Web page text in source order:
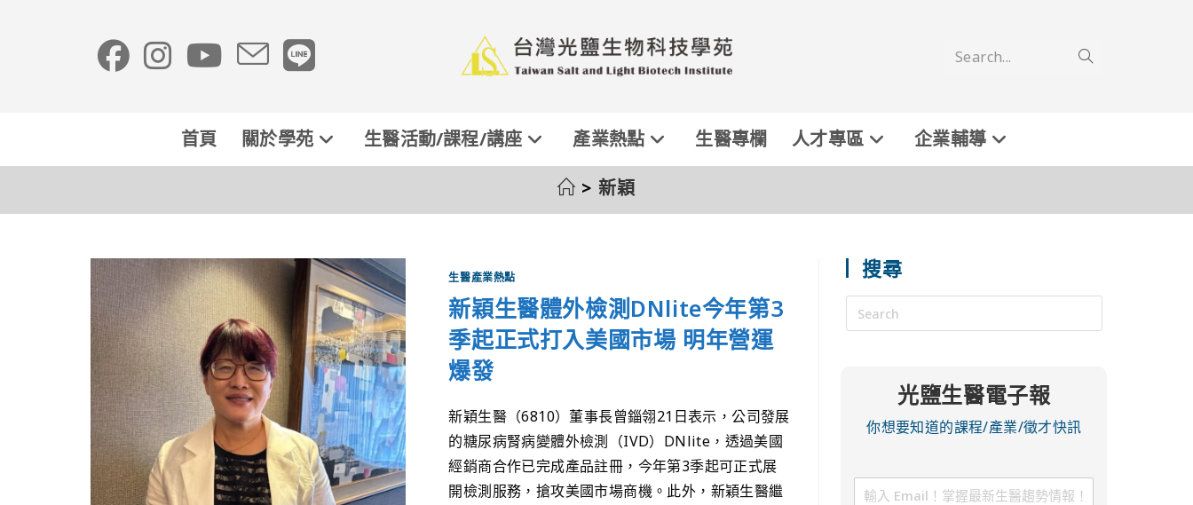
Search...
首頁 關於學苑 生醫活動/課程/講座 產業熱點 生醫專欄 人才專區 企業輔導
> 新穎
生醫產業熱點
新穎生醫體外檢測DNlite今年第3
季起正式打入美國市場 明年營運
爆發
新穎生醫（6810）董事長曾錙翎21日表示，公司發展
的糖尿病腎病變體外檢測（IVD）DNlite，透過美國
經銷商合作已完成產品註冊，今年第3季起可正式展
開檢測服務，搶攻美國市場商機。此外，新穎生醫繼
搜尋
光鹽生醫電子報
你想要知道的課程/產業/徵才快訊